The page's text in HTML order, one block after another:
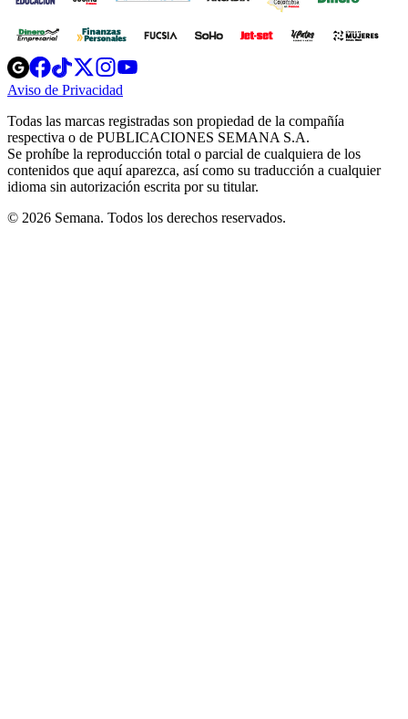
Opens
in
new
Opens
in
new
Opens
in
new
window
Opens
new
windowwindow
Aviso de Privacidad
new
window
Todas las marcas registradas son propiedad de la compañía
respectiva o de PUBLICACIONES SEMANA S.A.
Se prohíbe la reproducción total o parcial de cualquiera de los
contenidos que aquí aparezca, así como su traducción a cualquier
idioma sin autorización escrita por su titular.
© 2026 Semana. Todos los derechos reservados.